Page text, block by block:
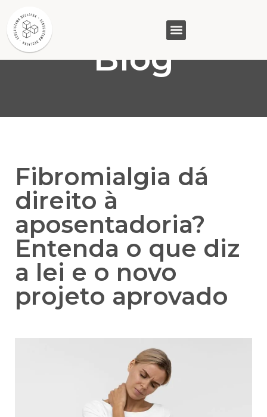
Blog
Fibromialgia dá
direito à
aposentadoria?
Entenda o que diz
a lei e o novo
projeto aprovado